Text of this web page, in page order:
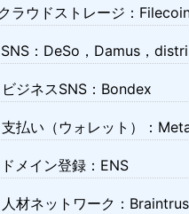
クラウドストレージ：
SNS：DeSo，Damus，
ビジネスSNS：Bondex
支払い（ウォレット）：
ドメイン登録：ENS
人材ネットワーク：